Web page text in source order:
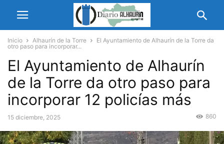
Inicio Alhaurín de la Torre
El Ayuntamiento de Alhaurín de la Torre da
otro paso para incorporar...
El Ayuntamiento de Alhaurín
de la Torre da otro paso para
incorporar 12 policías más
15 diciembre, 2025 860